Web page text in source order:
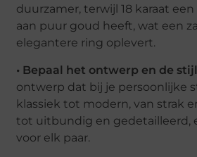
duurzamer, terwijl 18 karaat
aan puur goud heeft, wat een
elegantere ring oplevert.
• Bepaal het ontwerp en de
ontwerp dat bij je persoonlijke
klassiek tot modern, van strak
tot uitbundig en gedetailleerd,
voor elk paar.